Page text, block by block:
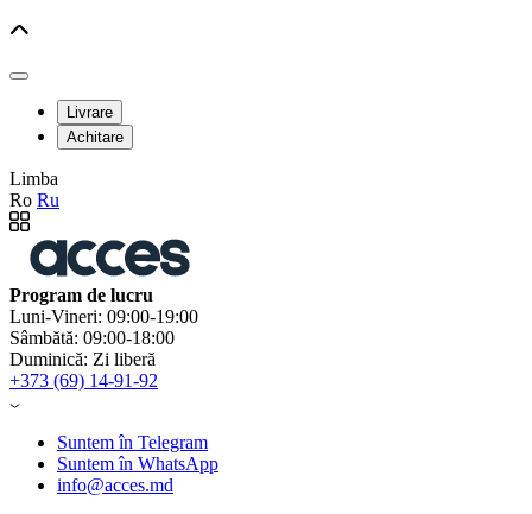
Livrare
Achitare
Limba
Ro Ru
Program de lucru
Luni-Vineri: 09:00-19:00
Sâmbătă: 09:00-18:00
Duminică: Zi liberă
+373 (69) 14-91-92
Suntem în Telegram
Suntem în WhatsApp
info@acces.md